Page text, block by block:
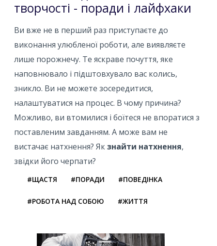
творчості - поради і лайфхаки
Ви вже не в перший раз приступаєте до
виконання улюбленої роботи, але виявляєте
лише порожнечу. Те яскраве почуття, яке
наповнювало і підштовхувало вас колись,
зникло. Ви не можете зосередитися,
налаштуватися на процес. В чому причина?
Можливо, ви втомилися і боїтеся не впоратися з
поставленим завданням. А може вам не
вистачає натхнення? Якзнайти натхнення,
звідки його черпати?
#ЩАСТЯ #ПОРАДИ #ПОВЕДІНКА
#РОБОТА НАД СОБОЮ #ЖИТТЯ